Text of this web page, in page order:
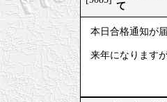
て
本日合格通知が
来年になります